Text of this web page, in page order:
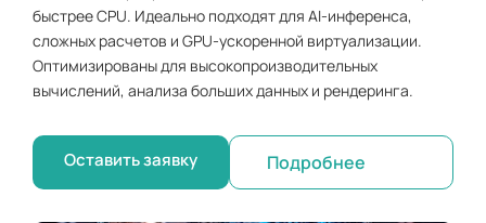
быстрее CPU. Идеально подходят для AI-инференса,
сложных расчетов и GPU-ускоренной виртуализации.
Оптимизированы для высокопроизводительных
вычислений, анализа больших данных и рендеринга.
Оставить заявку Подробнее